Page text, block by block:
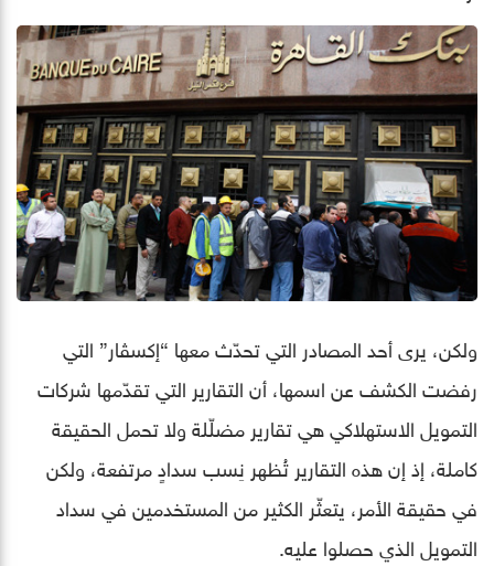
ولكن، يرى أحد المصادر التي تحدّث معها “إكسڤار” التي
رفضت الكشف عن اسمها، أن التقارير التي تقدّمها شركات
التمويل الاستهلاكي هي تقارير مضلّلة ولا تحمل الحقيقة
كاملة، إذ إن هذه التقارير تُظهر نِسب سدادٍ مرتفعة، ولكن
في حقيقة الأمر، يتعثّر الكثير من المستخدمين في سداد
التمويل الذي حصلوا عليه.